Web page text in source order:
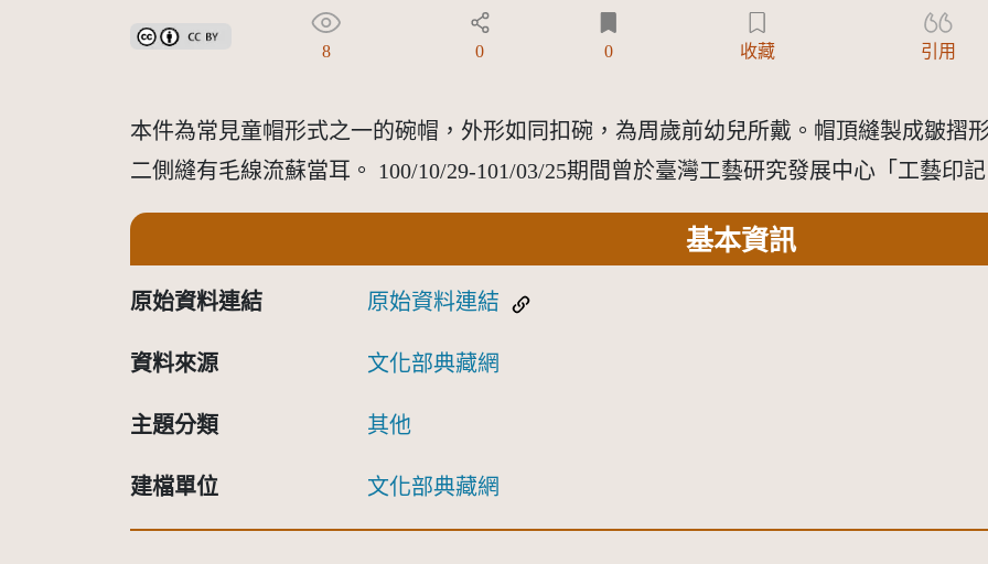
創用CC姓名標示 3.0 台灣及其後版本(CC BY 3.0 TW +)
8 0 0 收藏 引用
本件為常見童帽形式之一的碗帽，外形如同扣碗，為周歲前幼兒所戴。帽頂縫製成皺摺
二側縫有毛線流蘇當耳。 100/10/29-101/03/25期間曾於臺灣工藝研究發展中心「工藝印
基本資訊
原始資料連結 原始資料連結
資料來源 文化部典藏網
主題分類 其他
建檔單位 文化部典藏網